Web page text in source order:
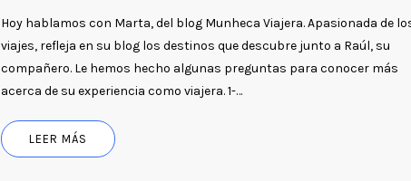
Hoy hablamos con Marta, del blog Munheca Viajera. Apasionada de
viajes, refleja en su blog los destinos que descubre junto a Raúl, su
compañero. Le hemos hecho algunas preguntas para conocer más
acerca de su experiencia como viajera. 1-…
LEER MÁS